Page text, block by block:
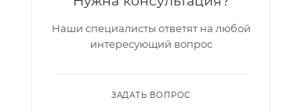
Наши специалисты ответят на любой
интересующий вопрос
ЗАДАТЬ ВОПРОС